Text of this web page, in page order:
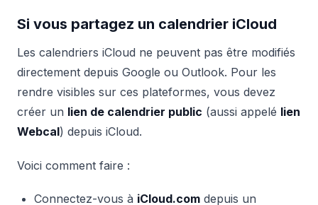
Si vous partagez un calendrier iCloud
Les calendriers iCloud ne peuvent pas être modifiés
directement depuis Google ou Outlook. Pour les
rendre visibles sur ces plateformes, vous devez
créer un lien de calendrier public (aussi appelé lien
Webcal) depuis iCloud.
Voici comment faire :
Connectez-vous à iCloud.com depuis un